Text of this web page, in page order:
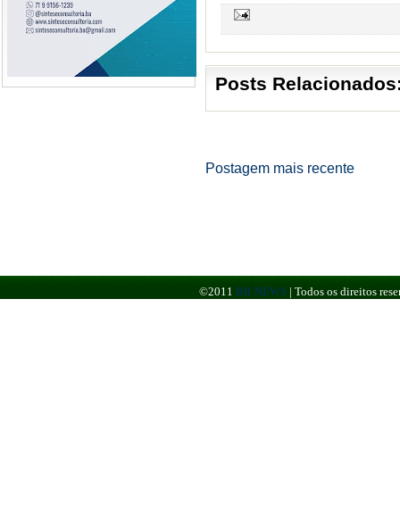
Posts
Postagem mais recente
©2011 BR NEWS | Todos os direitos